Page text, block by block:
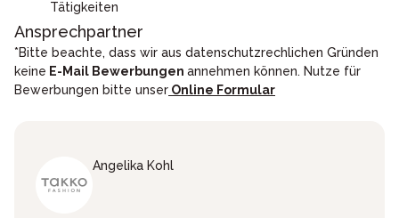
Tätigkeiten
Ansprechpartner
*Bitte beachte, dass wir aus datenschutzrechlichen Gründen
keine E-Mail Bewerbungen annehmen können. Nutze für
Bewerbungen bitte unser Online Formular
Angelika Kohl